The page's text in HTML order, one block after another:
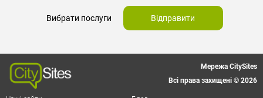
Вибрати послуги Відправити
Мережа CitySites
Всі права захищені © 2026